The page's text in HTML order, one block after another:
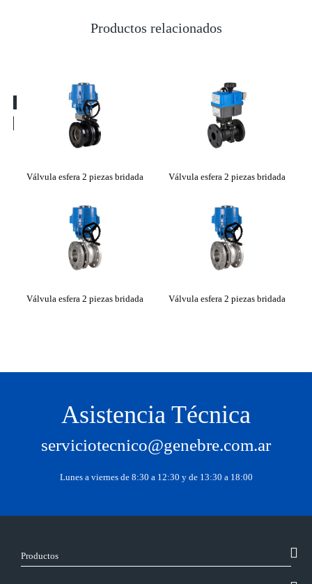
Productos relacionados
Válvula esfera 2 piezas bridada Válvula esfera 2 piezas bridada
Válvula esfera 2 piezas bridada Válvula esfera 2 piezas bridada
Asistencia Técnica
serviciotecnico@genebre.com.ar
Lunes a viernes de 8:30 a 12:30 y de 13:30 a 18:00
Productos